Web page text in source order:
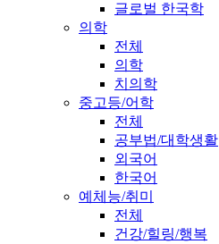
글로벌 한국학
의학
전체
의학
치의학
중고등/어학
전체
공부법/대학생활
외국어
한국어
예체능/취미
전체
건강/힐링/행복